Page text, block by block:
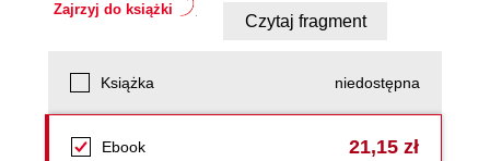
Zajrzyj do książki
Czytaj fragment
Książka niedostępna
Ebook 21,15 zł